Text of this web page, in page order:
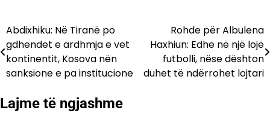
Lëvizje
te
postimet
Abdixhiku: Në Tiranë po
gdhendet e ardhmja e vet
kontinentit, Kosova nën
sanksione e pa institucione
Rohde për Albulena
Haxhiun: Edhe në një lojë
futbolli, nëse dështon
duhet të ndërrohet lojtari
Lajme të ngjashme